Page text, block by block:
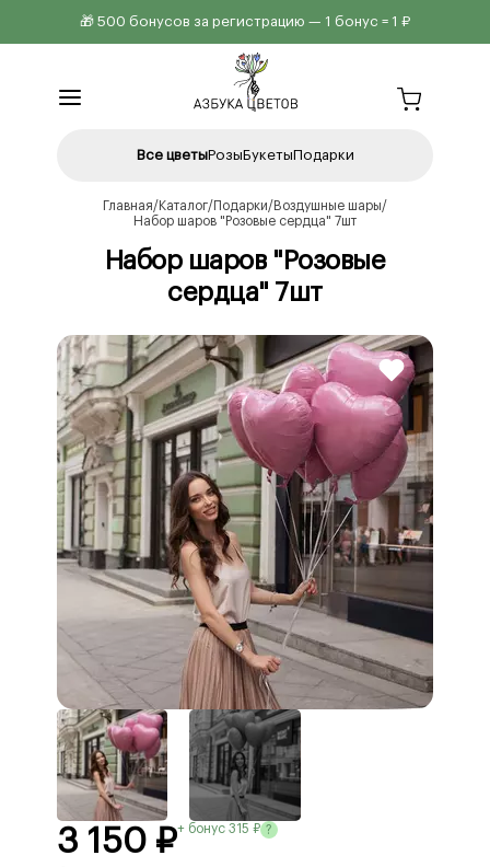
🎁 500 бонусов за регистрацию — 1 бонус = 1 ₽
Все цветыРозыБукетыПодарки
Главная Каталог Подарки
Воздушные шары
Набор шаров "Розовые сердца" 7шт
Набор шаров "Розовые
сердца" 7шт
3 150 ₽+ бонус 315 ₽ ?